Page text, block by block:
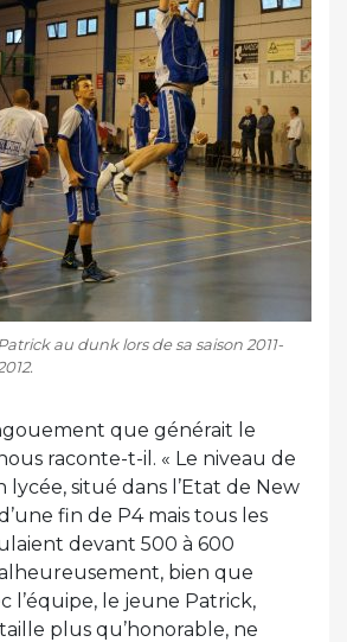
Patrick au dunk lors de sa saison 2011-
que générait le
raconte-t-il. « Le niveau de
lycée, situé dans l’Etat de New
fin de P4 mais tous les
devant 500 à 600
bien que
l’équipe, le jeune Patrick,
plus qu’honorable, ne